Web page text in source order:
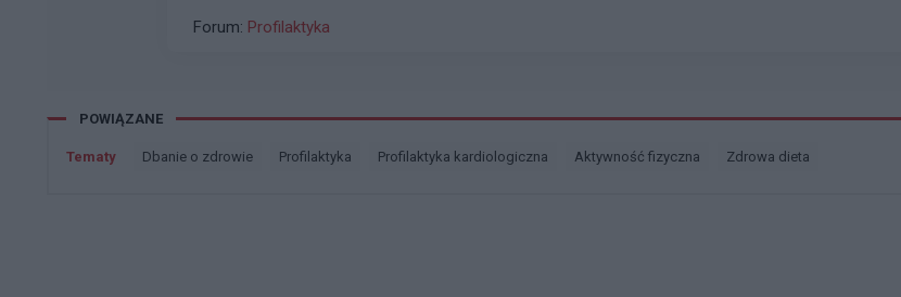
Forum: Profilaktyka
POWIĄZANE
Tematy dbanie o zdrowie profilaktyka profilaktyka kardiologiczna aktywność fizyczna zdrowa dieta